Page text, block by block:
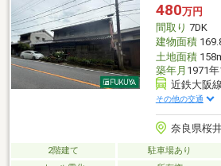
480万円
間取り 7DK
建物面積
土地面積
築年月 1971
近鉄大阪
その他の交通
奈良県桜
2階建て 駐車場あり